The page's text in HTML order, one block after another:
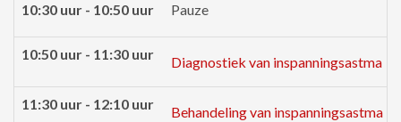
10:30 uur - 10:50 uur Pauze
10:50 uur - 11:30 uur Diagnostiek van inspanningsastma
11:30 uur - 12:10 uur Behandeling van inspanningsastma